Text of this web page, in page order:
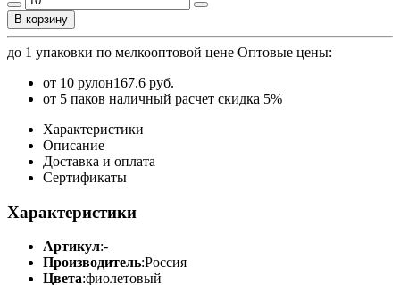
В корзину
до 1 упаковки по мелкооптовой цене Оптовые цены:
от 10 рулон167.6 руб.
от 5 паков наличный расчет скидка 5%
Характеристики
Описание
Доставка и оплата
Сертификаты
Характеристики
Артикул:-
Производитель:Россия
Цвета:фиолетовый